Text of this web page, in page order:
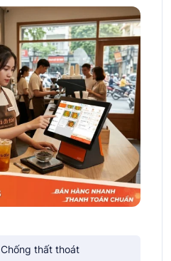
Chống thất thoát